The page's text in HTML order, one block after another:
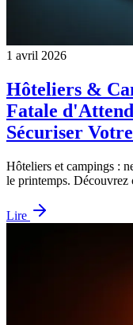
1 avril 2026
Hôteliers &
Fatale
Sécuriser
Hôteliers et campings :
le printemps.
Lire